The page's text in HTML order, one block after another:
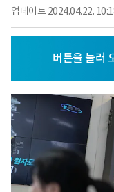
업데이트 2024.04.22.